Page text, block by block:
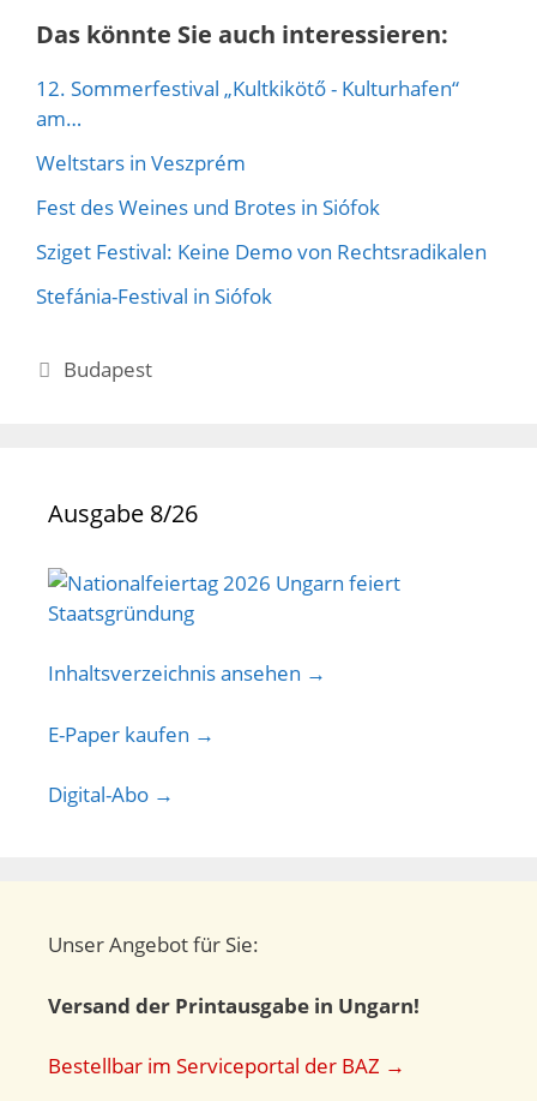
Das könnte Sie auch interessieren:
12. Sommerfestival „Kultkikötő - Kulturhafen“
am…
Weltstars in Veszprém
Fest des Weines und Brotes in Siófok
Sziget Festival: Keine Demo von Rechtsradikalen
Stefánia-Festival in Siófok
Kategorien
Budapest
Ausgabe 8/26
Inhaltsverzeichnis ansehen →
E-Paper kaufen →
Digital-Abo →
Unser Angebot für Sie:
Versand der Printausgabe in Ungarn!
Bestellbar im Serviceportal der BAZ →